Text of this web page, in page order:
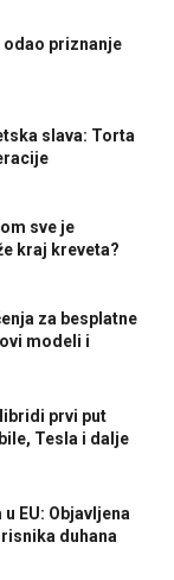
priznanje
slava: Torta
sve je
kraj kreveta?
za besplatne
modeli i
prvi put
Tesla i dalje
EU: Objavljena
duhana